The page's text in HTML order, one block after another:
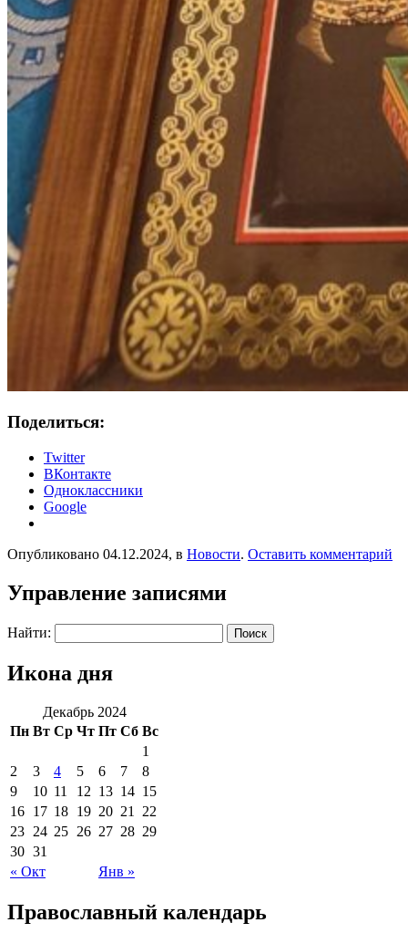
Поделиться:
Twitter
ВКонтакте
Одноклассники
Google
Опубликовано 04.12.2024, в Новости. Оставить комментарий
Управление записями
Найти:
Икона дня
Декабрь 2024
Пн Вт Ср Чт Пт Сб Вс
« Окт Янв »
1
2
3 4 5 6 7
8
9
10 11 12 13 14 15
16 17 18 19 20 21
22
23 24 25 26 27 28 29
30 31
Православный календарь